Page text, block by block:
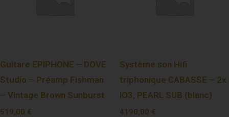
Guitare EPIPHONE – DOVE
Studio – Préamp Fishman
– Vintage Brown Sunburst
519,00 €
Système son Hifi
triphonique CABASSE – 2x
IO3, PEARL SUB (blanc)
4190,00 €